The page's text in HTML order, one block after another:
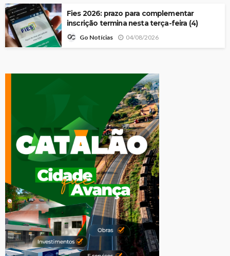
Fies 2026: prazo para complementar
inscrição termina nesta terça-feira (4)
Go Notícias 04/08/2026